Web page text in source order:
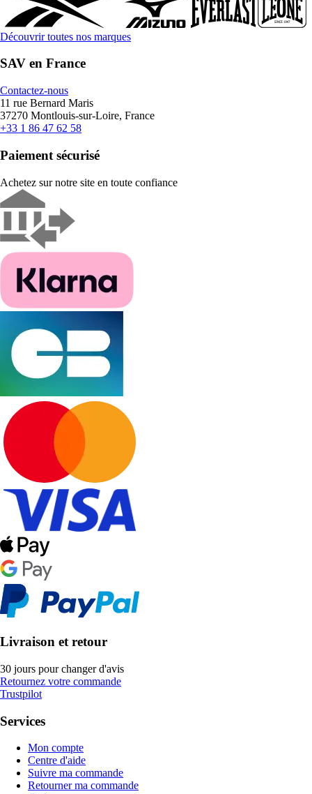
Découvrir toutes nos marques
SAV en France
Contactez-nous
11 rue Bernard Maris
37270 Montlouis-sur-Loire, France
+33 1 86 47 62 58
Paiement sécurisé
Achetez sur notre site en toute confiance
Livraison et retour
30 jours pour changer d'avis
Retournez votre commande
Trustpilot
Services
Mon compte
Centre d'aide
Suivre ma commande
Retourner ma commande